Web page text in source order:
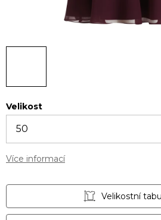
Velikost
Více informací
Velikostní